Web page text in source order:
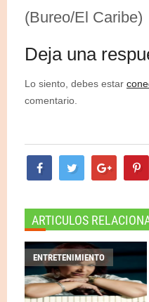
(Bureo/El Caribe)
Deja una
Lo siento, debes estar
comentario.
ARTICULOS
ENTRETENIMIENTO